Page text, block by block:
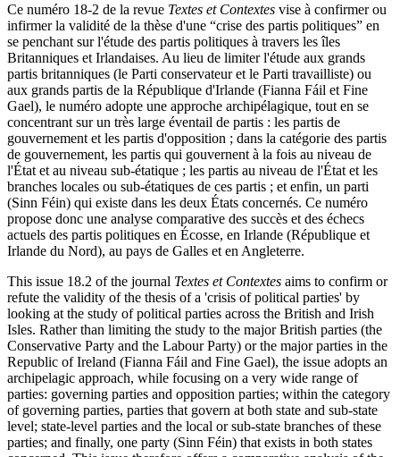
Ce numéro 18-2 de la revue Textes et Contextes vise à confirmer ou
infirmer la validité de la thèse d'une “crise des partis politiques” en
se penchant sur l'étude des partis politiques à travers les îles
Britanniques et Irlandaises. Au lieu de limiter l'étude aux grands
partis britanniques (le Parti conservateur et le Parti travailliste) ou
aux grands partis de la République d'Irlande (Fianna Fáil et Fine
Gael), le numéro adopte une approche archipélagique, tout en se
concentrant sur un très large éventail de partis : les partis de
gouvernement et les partis d'opposition ; dans la catégorie des partis
de gouvernement, les partis qui gouvernent à la fois au niveau de
l'État et au niveau sub-étatique ; les partis au niveau de l'État et les
branches locales ou sub-étatiques de ces partis ; et enfin, un parti
(Sinn Féin) qui existe dans les deux États concernés. Ce numéro
propose donc une analyse comparative des succès et des échecs
actuels des partis politiques en Écosse, en Irlande (République et
Irlande du Nord), au pays de Galles et en Angleterre.
This issue 18.2 of the journal Textes et Contextes aims to confirm or
refute the validity of the thesis of a 'crisis of political parties' by
looking at the study of political parties across the British and Irish
Isles. Rather than limiting the study to the major British parties (the
Conservative Party and the Labour Party) or the major parties in the
Republic of Ireland (Fianna Fáil and Fine Gael), the issue adopts an
archipelagic approach, while focusing on a very wide range of
parties: governing parties and opposition parties; within the category
of governing parties, parties that govern at both state and sub-state
level; state-level parties and the local or sub-state branches of these
parties; and finally, one party (Sinn Féin) that exists in both states